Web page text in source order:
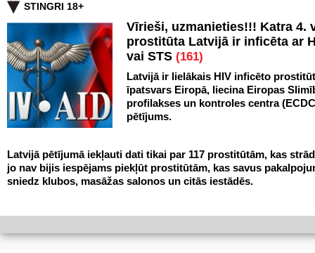
STINGRI 18+
Vīrieši, uzmanieties!!! Katra 4.
prostitūta Latvijā ir inficēta ar
vai STS (161)
Latvijā ir lielākais HIV inficēto
īpatsvars Eiropā, liecina Eiropas
profilakses un kontroles centra
pētījums.
Latvijā pētījumā iekļauti dati tikai par 117 prostitūtām, kas
jo nav bijis iespējams piekļūt prostitūtām, kas savus
sniedz klubos, masāžas salonos un citās iestādēs.